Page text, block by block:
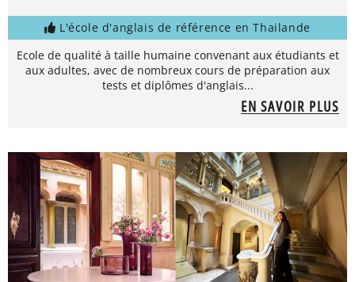
L'école d'anglais de référence en Thailande
Ecole de qualité à taille humaine convenant aux étudiants et
aux adultes, avec de nombreux cours de préparation aux
tests et diplômes d'anglais...
EN SAVOIR PLUS